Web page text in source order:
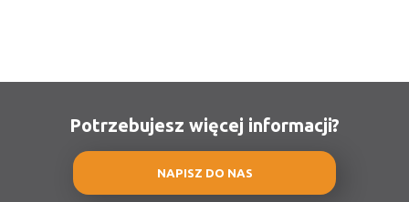
Potrzebujesz więcej informacji?
NAPISZ DO NAS